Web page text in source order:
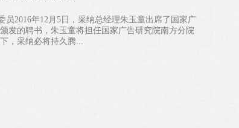
2016年12月5日，采纳总经理朱玉童出席了国家广
发的聘书，朱玉童将担任国家广告研究院南方分院
，采纳必将持久腾...